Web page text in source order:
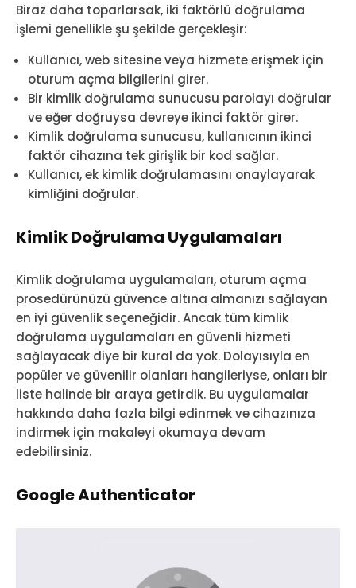
Biraz daha toparlarsak, iki faktörlü doğrulama
işlemi genellikle şu şekilde gerçekleşir:
Kullanıcı, web sitesine veya hizmete erişmek için
oturum açma bilgilerini girer.
Bir kimlik doğrulama sunucusu parolayı doğrular
ve eğer doğruysa devreye ikinci faktör girer.
Kimlik doğrulama sunucusu, kullanıcının ikinci
faktör cihazına tek girişlik bir kod sağlar.
Kullanıcı, ek kimlik doğrulamasını onaylayarak
kimliğini doğrular.
Kimlik Doğrulama Uygulamaları
Kimlik doğrulama uygulamaları, oturum açma
prosedürünüzü güvence altına almanızı sağlayan
en iyi güvenlik seçeneğidir. Ancak tüm kimlik
doğrulama uygulamaları en güvenli hizmeti
sağlayacak diye bir kural da yok. Dolayısıyla en
popüler ve güvenilir olanları hangileriyse, onları bir
liste halinde bir araya getirdik. Bu uygulamalar
hakkında daha fazla bilgi edinmek ve cihazınıza
indirmek için makaleyi okumaya devam
edebilirsiniz.
Google Authenticator